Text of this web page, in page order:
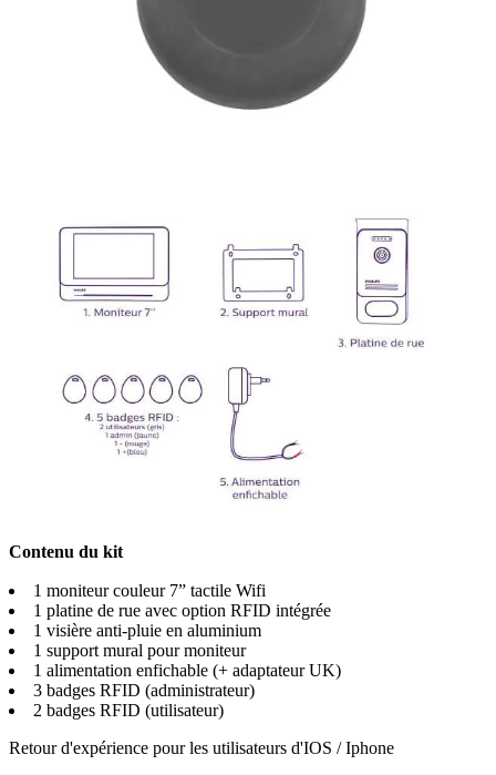
Contenu du kit
1 moniteur couleur 7” tactile Wifi
1 platine de rue avec option RFID intégrée
1 visière anti-pluie en aluminium
1 support mural pour moniteur
1 alimentation enfichable (+ adaptateur UK)
3 badges RFID (administrateur)
2 badges RFID (utilisateur)
Retour d'expérience pour les utilisateurs d'IOS / Iphone